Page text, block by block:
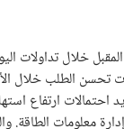
تحسن الطلب
الطبيعية حتى 13
معلومات